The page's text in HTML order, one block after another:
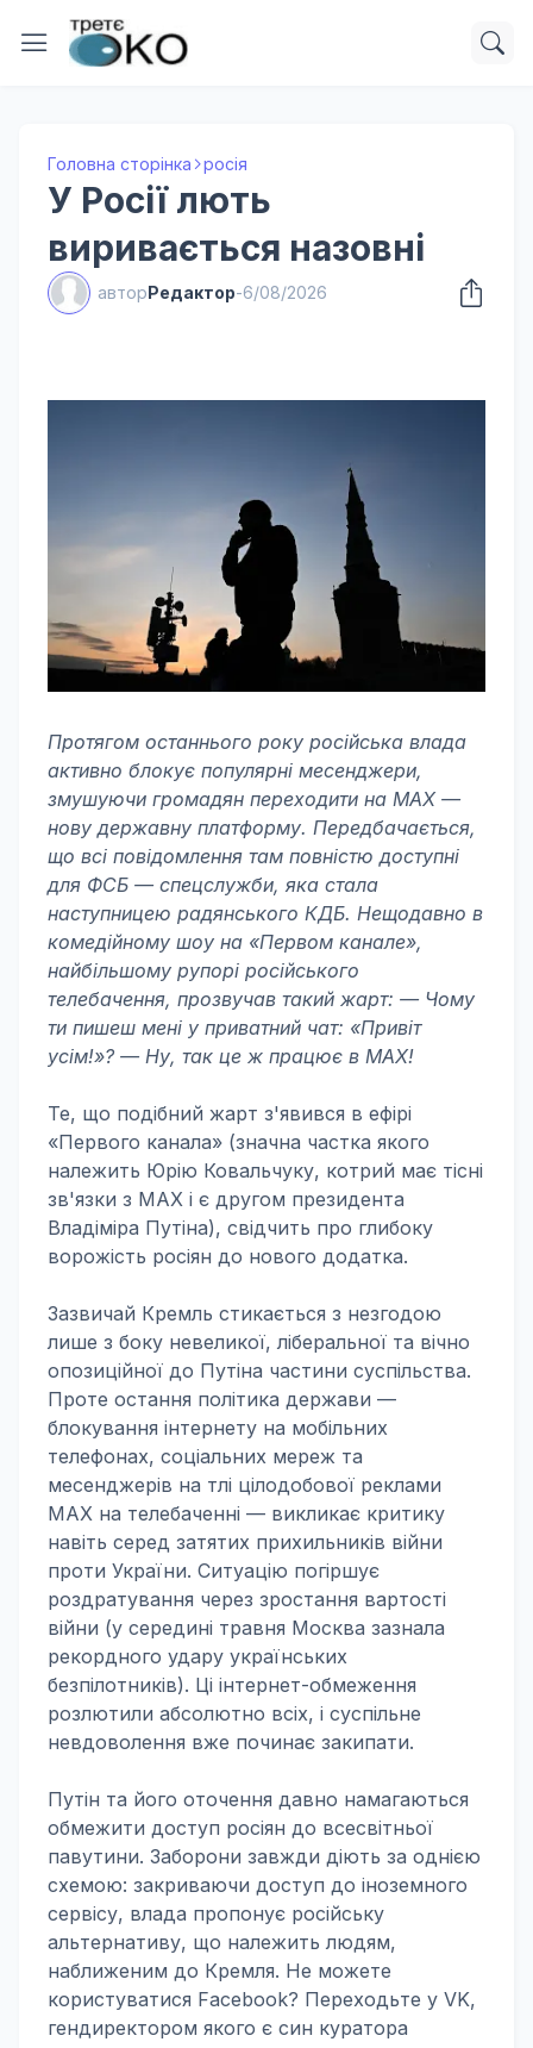
Головна сторінка росія
У Росії лють
виривається назовні
авторРедактор-6/08/2026
Протягом останнього року російська влада
активно блокує популярні месенджери,
змушуючи громадян переходити на MAX —
нову державну платформу. Передбачається,
що всі повідомлення там повністю доступні
для ФСБ — спецслужби, яка стала
наступницею радянського КДБ. Нещодавно в
комедійному шоу на «Первом канале»,
найбільшому рупорі російського
телебачення, прозвучав такий жарт: — Чому
ти пишеш мені у приватний чат: «Привіт
усім!»? — Ну, так це ж працює в MAX!
Те, що подібний жарт з'явився в ефірі
«Первого канала» (значна частка якого
належить Юрію Ковальчуку, котрий має тісні
зв'язки з MAX і є другом президента
Владіміра Путіна), свідчить про глибоку
ворожість росіян до нового додатка.
Зазвичай Кремль стикається з незгодою
лише з боку невеликої, ліберальної та вічно
опозиційної до Путіна частини суспільства.
Проте остання політика держави —
блокування інтернету на мобільних
телефонах, соціальних мереж та
месенджерів на тлі цілодобової реклами
MAX на телебаченні — викликає критику
навіть серед затятих прихильників війни
проти України. Ситуацію погіршує
роздратування через зростання вартості
війни (у середині травня Москва зазнала
рекордного удару українських
безпілотників). Ці інтернет-обмеження
розлютили абсолютно всіх, і суспільне
невдоволення вже починає закипати.
Путін та його оточення давно намагаються
обмежити доступ росіян до всесвітньої
павутини. Заборони завжди діють за однією
схемою: закриваючи доступ до іноземного
сервісу, влада пропонує російську
альтернативу, що належить людям,
наближеним до Кремля. Не можете
користуватися Facebook? Переходьте у VK,
гендиректором якого є син куратора